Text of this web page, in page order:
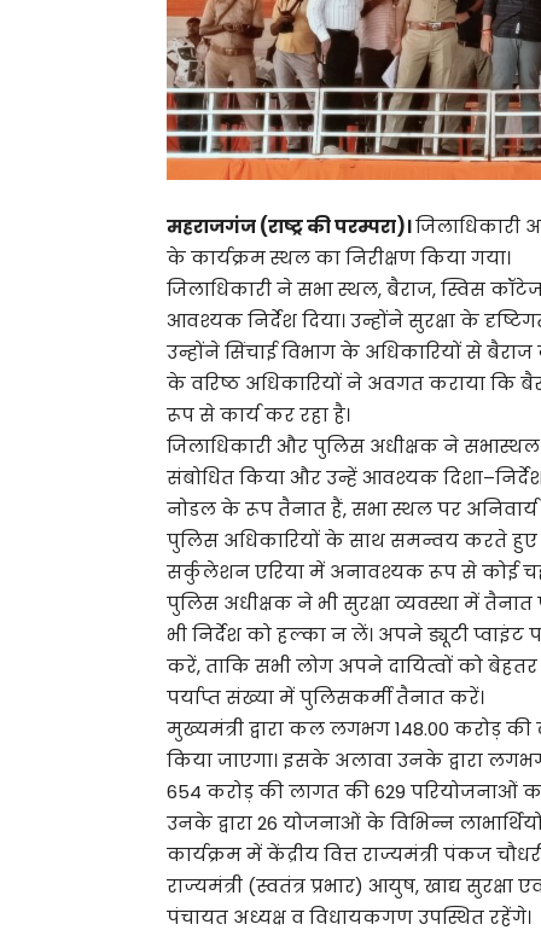
महराजगंज (राष्ट्र की परम्परा)।जिलाधिकारी
के कार्यक्रम स्थल का निरीक्षण किया गया।
जिलाधिकारी ने सभा स्थल, बैराज, स्विस
आवश्यक निर्देश दिया। उन्होंने सुरक्षा के
उन्होंने सिंचाई विभाग के अधिकारियों से
के वरिष्ठ अधिकारियों ने अवगत कराया कि
रूप से कार्य कर रहा है।
जिलाधिकारी और पुलिस अधीक्षक ने
संबोधित किया और उन्हें आवश्यक
नोडल के रूप तैनात हैं, सभा स्थल पर
पुलिस अधिकारियों के साथ समन्वय करते हुए
सर्कुलेशन एरिया में अनावश्यक रूप से कोई
पुलिस अधीक्षक ने भी सुरक्षा व्यवस्था में
भी निर्देश को हल्का न लें। अपने ड्यूटी
करें, ताकि सभी लोग अपने दायित्वों को
पर्याप्त संख्या में पुलिसकर्मी तैनात करें।
मुख्यमंत्री द्वारा कल लगभग 148.00 करोड़
किया जाएगा। इसके अलावा उनके द्वारा
654 करोड़ की लागत की 629 परियोजनाओं
उनके द्वारा 26 योजनाओं के विभिन्न
कार्यक्रम में केंद्रीय वित्त राज्यमंत्री पंकज
राज्यमंत्री (स्वतंत्र प्रभार) आयुष, खाद्य
पंचायत अध्यक्ष व विधायकगण उपस्थित रहेंगे।